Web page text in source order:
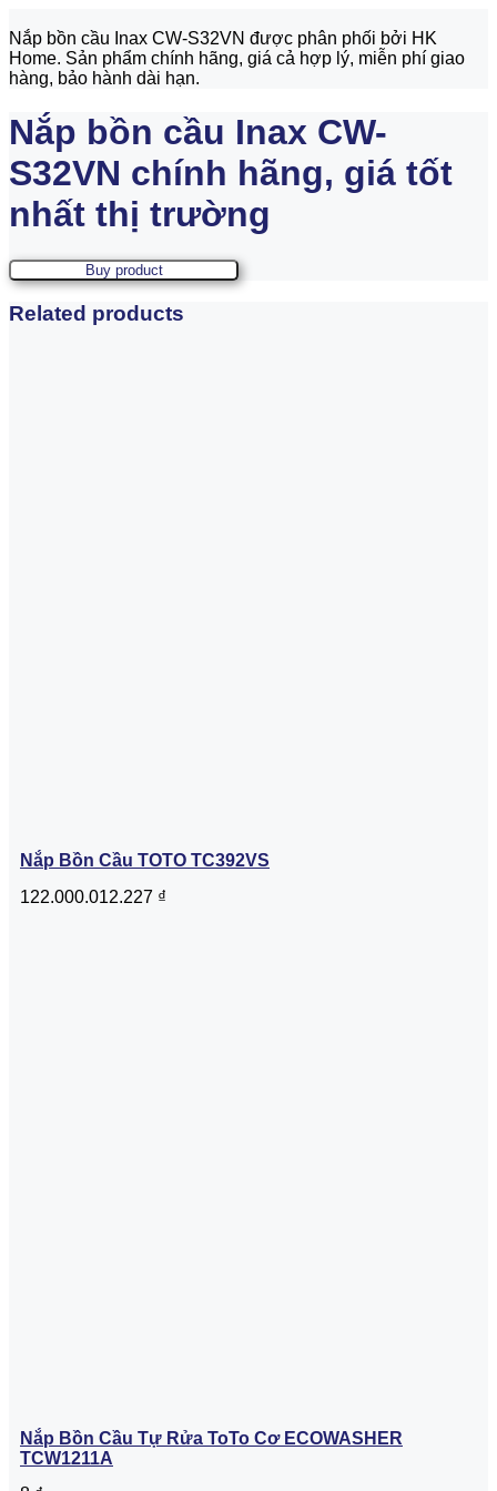
Nắp bồn cầu Inax CW-S32VN được phân phối bởi HK
Home. Sản phẩm chính hãng, giá cả hợp lý, miễn phí giao
hàng, bảo hành dài hạn.
Nắp bồn cầu Inax CW-
S32VN chính hãng, giá tốt
nhất thị trường
Buy product
Related products
Nắp Bồn Cầu TOTO TC392VS
122.000.012.227 ₫
Nắp Bồn Cầu Tự Rửa ToTo Cơ ECOWASHER
TCW1211A